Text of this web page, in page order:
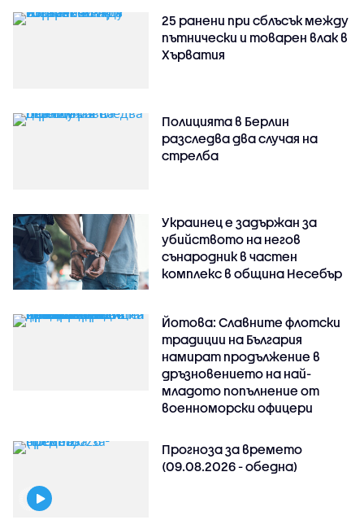
25 ранени при сблъсък между
пътнически и товарен влак в
Хърватия
Полицията в Берлин
разследва два случая на
стрелба
Украинец е задържан за
убийството на негов
сънародник в частен
комплекс в община Несебър
Йотова: Славните флотски
традиции на България
намират продължение в
дръзновението на най-
младото попълнение от
военноморски офицери
Прогноза за времето
(09.08.2026 - обедна)